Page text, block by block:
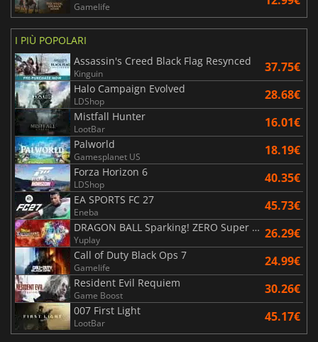
Gamelife
I PIÙ POPOLARI
Assassin's Creed Black Flag Resynced
Kinguin 37.75€
Halo Campaign Evolved
LDShop 28.68€
Mistfall Hunter
LootBar 16.01€
Palworld
Gamesplanet US 18.19€
Forza Horizon 6
LDShop 40.35€
EA SPORTS FC 27
Eneba 45.73€
DRAGON BALL Sparking! ZERO Super Limit Breaking NEO
Yuplay 26.29€
Call of Duty Black Ops 7
Gamelife 24.99€
Resident Evil Requiem
Game Boost 30.26€
007 First Light
LootBar 45.17€